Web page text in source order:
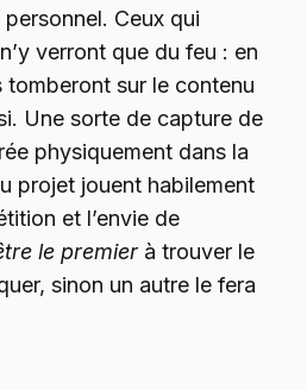
Ceux qui
verront que du feu : en
sur le contenu
Une sorte de capture de
physiquement dans la
projet jouent habilement
et l’envie de
le premierà trouver le
sinon un autre le fera